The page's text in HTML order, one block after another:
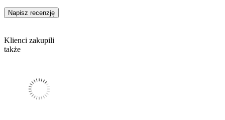
Napisz recenzję
Klienci zakupili
także